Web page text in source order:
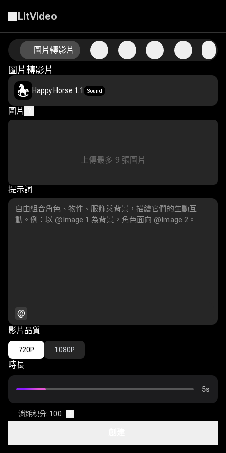
LitVideo
圖片轉影片
圖片轉影片
使用AI圖片轉影片技術為您的照片注入動態
Happy Horse 1.1 Sound
圖片
上傳最多 9 張圖片
提示詞
@
影片品質
720P 1080P
時長
5s
尺寸
16:9 9:16 1:1 4:3 3:4
消耗积分: 100